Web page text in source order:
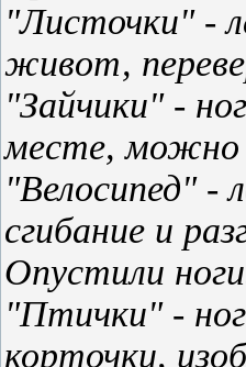
"Листочки" -
живот,
"Зайчики" -
месте, можно
"Велосипед" -
сгибание и
Опустили
"Птички" -
корточки,